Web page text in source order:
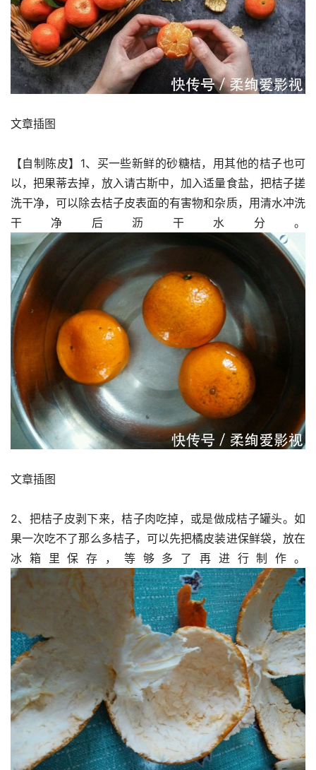
文章插图
【自制陈皮】1、买一些新鲜的砂糖桔，用其他的桔子也可
以，把果蒂去掉，放入请古斯中，加入适量食盐，把桔子搓
洗干净，可以除去桔子皮表面的有害物和杂质，用清水冲洗
干净后沥干水分。
文章插图
2、把桔子皮剥下来，桔子肉吃掉，或是做成桔子罐头。如
果一次吃不了那么多桔子，可以先把橘皮装进保鲜袋，放在
冰箱里保存，等够多了再进行制作。